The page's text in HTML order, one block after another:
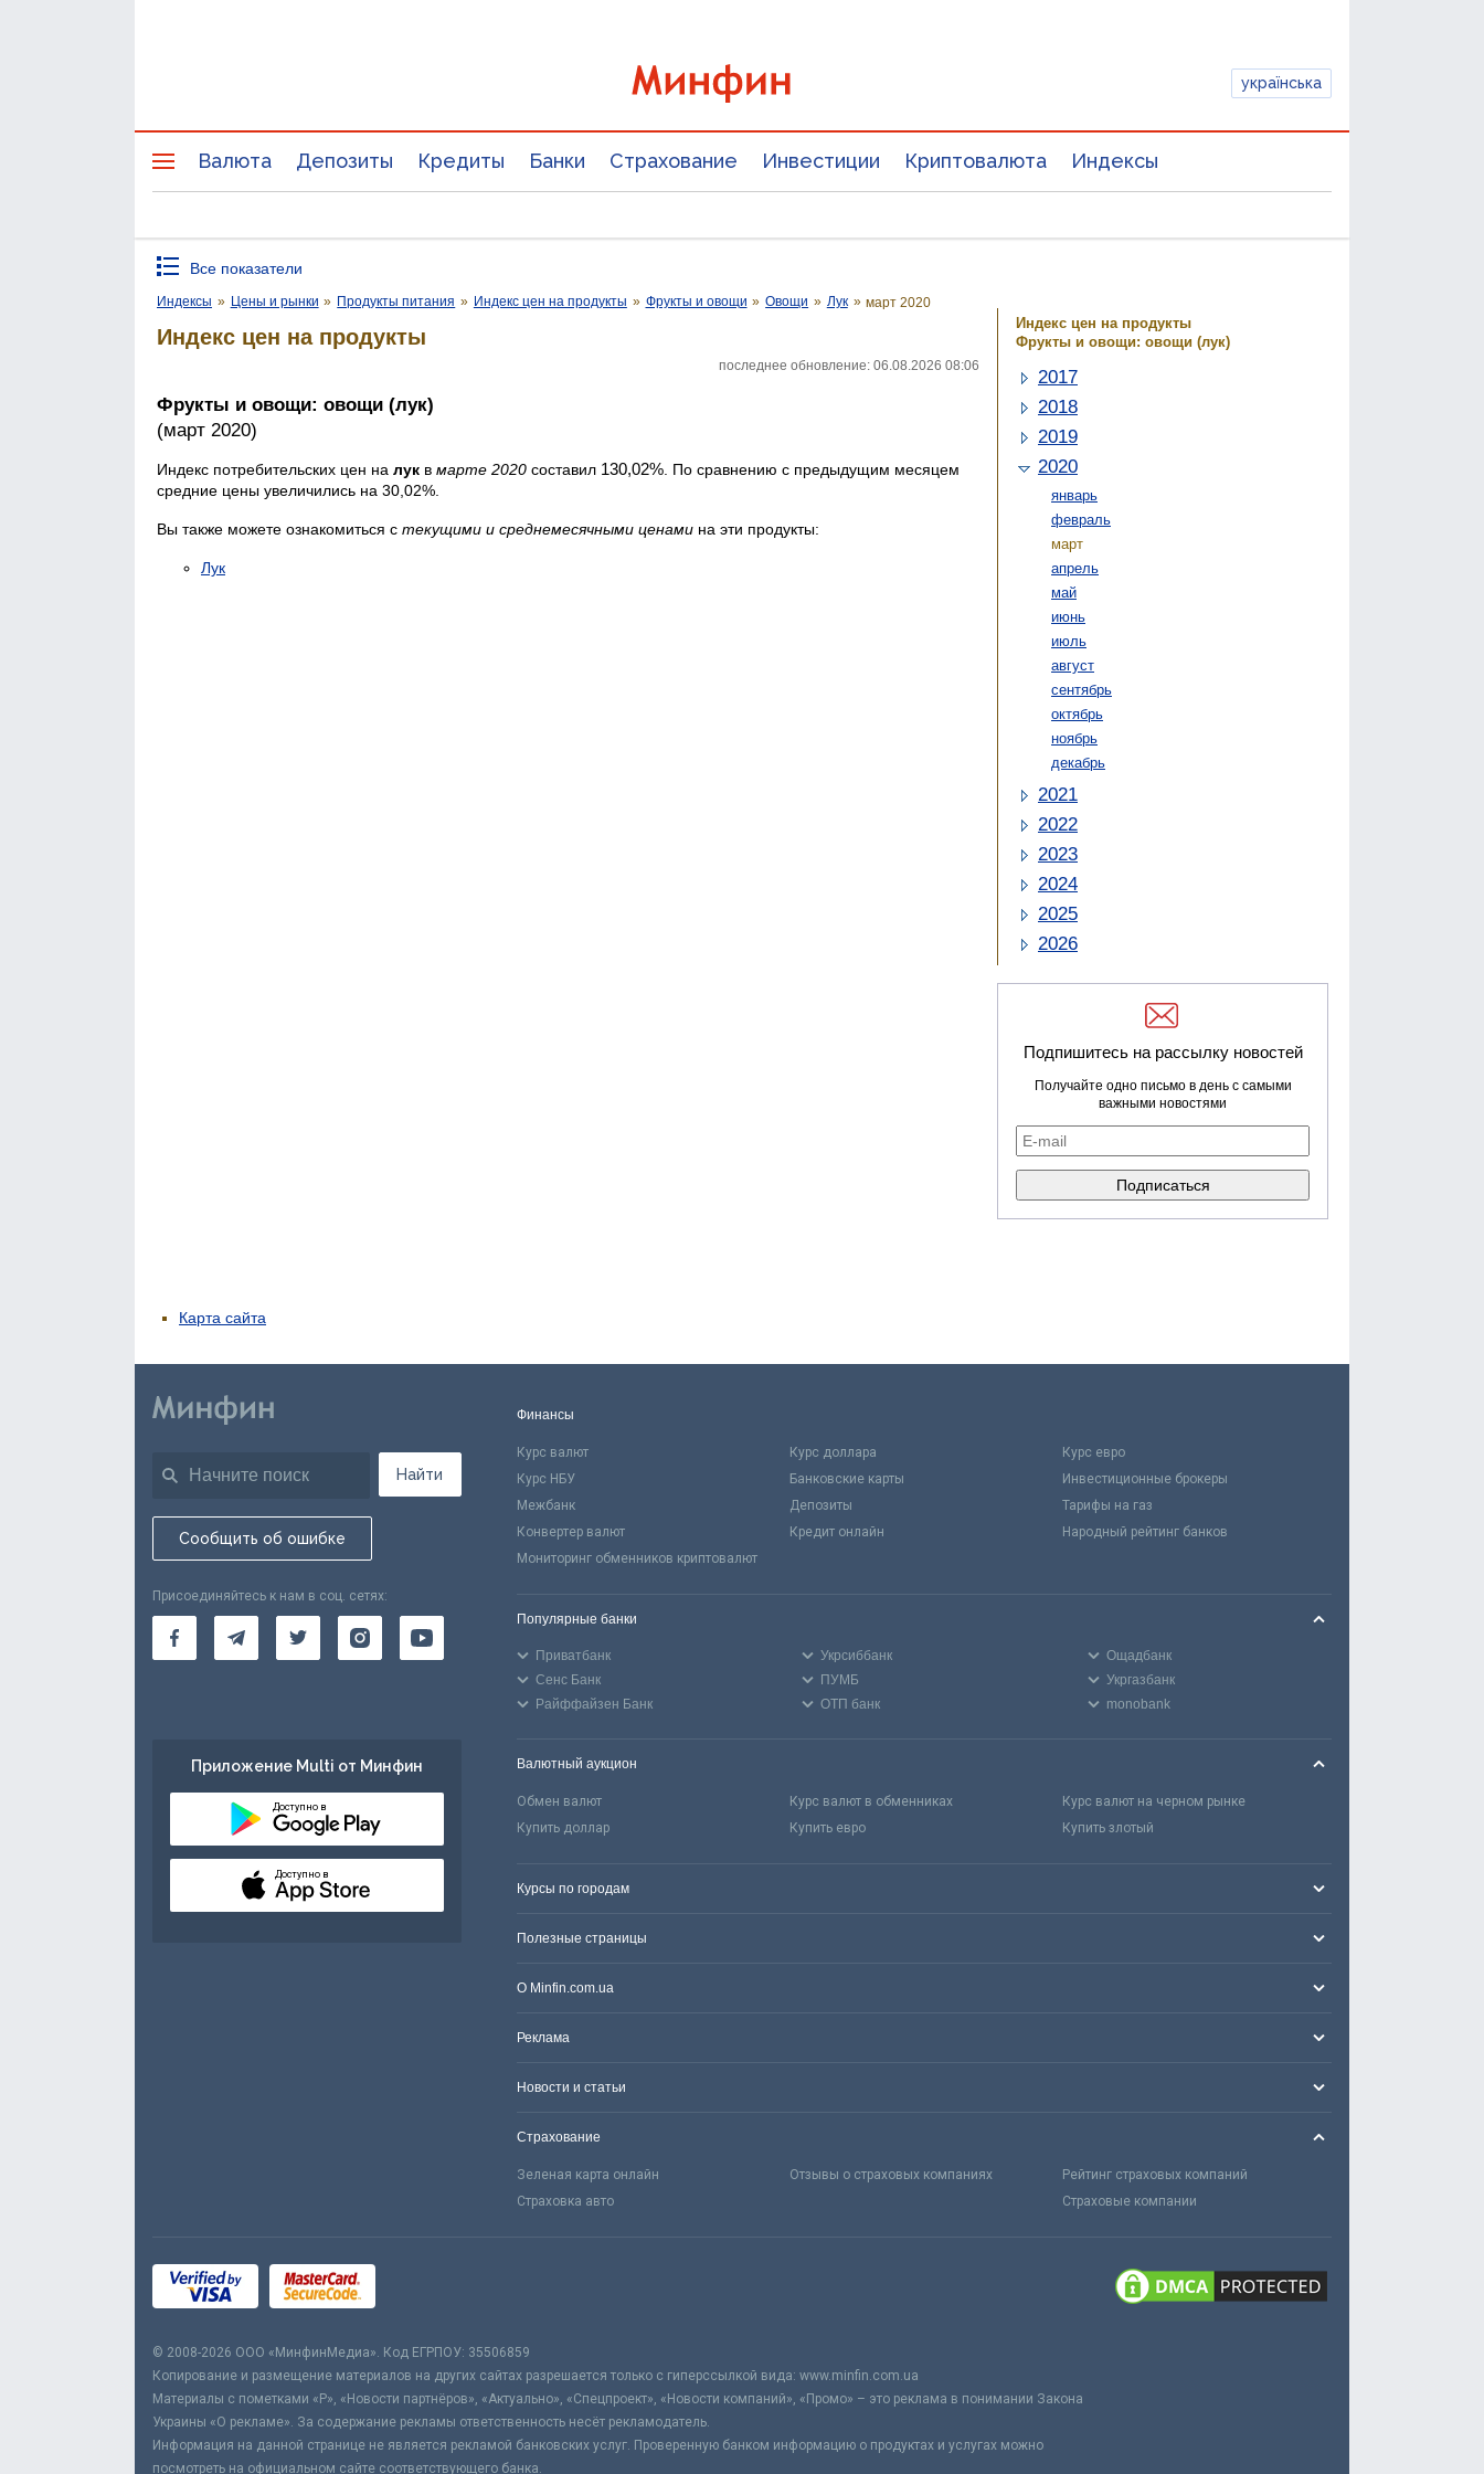
українська
Валюта Депозиты Кредиты Банки Страхование Инвестиции Криптовалюта Индексы
Все показатели
Индексы » Цены и рынки » Продукты питания » Индекс цен на продукты » Фрукты и овощи » Овощи » Лук » март 2020
Индекс цен на продукты
последнее обновление: 06.08.2026 08:06
Фрукты и овощи: овощи (лук)
(март 2020)
Индекс потребительских цен на лук в марте 2020 составил 130,02% . По сравнению с предыдущим месяцем
средние цены увеличились на 30,02%.
Вы также можете ознакомиться с текущими и среднемесячными ценами на эти продукты:
Лук
Индекс цен на продукты
Фрукты и овощи: овощи (лук)
2017
2018
2019
2020
январь
февраль
март
апрель
май
июнь
июль
август
сентябрь
октябрь
ноябрь
декабрь
2021
2022
2023
2024
2025
2026
Подпишитесь на рассылку новостей
Получайте одно письмо в день с самыми
важными новостями
Карта сайта
Найти
Сообщить об ошибке
Присоединяйтесь к нам в соц. сетях:
Приложение Multi от Минфин
Доступно в
Доступно в
Финансы
Курс валют Курс доллара
Курс евро
Курс НБУ
Банковские карты
Инвестиционные брокеры
Межбанк
Депозиты
Тарифы на газ
Конвертер валют
Кредит онлайн
Народный рейтинг банков
Мониторинг обменников криптовалют
Популярные банки
Приватбанк Укрсиббанк
Ощадбанк
Сенс Банк
ПУМБ
Укргазбанк
Райффайзен Банк
ОТП банк monobank
Валютный аукцион
Обмен валют Курс валют в обменниках
Курс валют на черном рынке
Купить доллар
Купить евро Купить злотый
Курсы по городам
Полезные страницы
О Minfin.com.ua
Реклама
Новости и статьи
Страхование
Зеленая карта онлайн Отзывы о страховых компаниях
Рейтинг страховых компаний
Страховка авто
Страховые компании
© 2008-2026 ООО «МинфинМедиа». Код ЕГРПОУ: 35506859
Копирование и размещение материалов на других сайтах разрешается только с гиперссылкой вида: www.minfin.com.ua
Материалы с пометками «Р», «Новости партнёров», «Актуально», «Спецпроект», «Новости компаний», «Промо» – это реклама в понимании Закона
Украины «О рекламе». За содержание рекламы ответственность несёт рекламодатель.
Информация на данной странице не является рекламой банковских услуг. Проверенную банком информацию о продуктах и услугах можно
посмотреть на официальном сайте соответствующего банка.